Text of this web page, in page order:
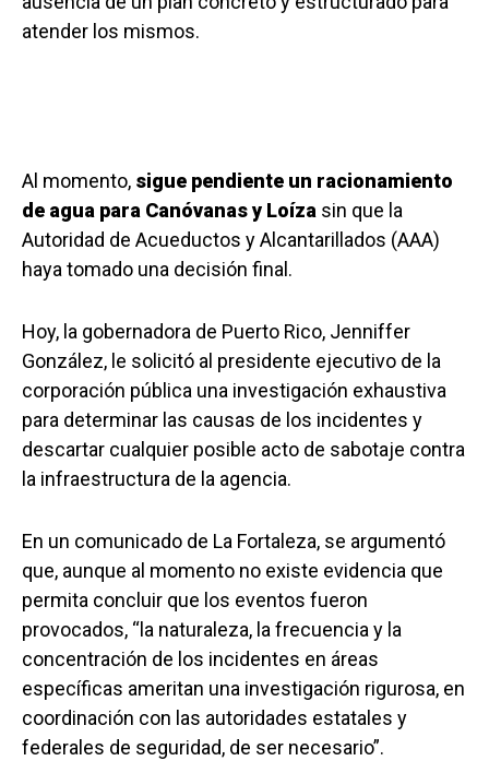
atender los mismos.
Al momento, sigue pendiente un racionamiento
de agua para Canóvanas y Loíza sin que la
Autoridad de Acueductos y Alcantarillados (AAA)
haya tomado una decisión final.
Hoy, la gobernadora de Puerto Rico, Jenniffer
González, le solicitó al presidente ejecutivo de la
corporación pública una investigación exhaustiva
para determinar las causas de los incidentes y
descartar cualquier posible acto de sabotaje contra
la infraestructura de la agencia.
En un comunicado de La Fortaleza, se argumentó
que, aunque al momento no existe evidencia que
permita concluir que los eventos fueron
provocados, “la naturaleza, la frecuencia y la
concentración de los incidentes en áreas
específicas ameritan una investigación rigurosa, en
coordinación con las autoridades estatales y
federales de seguridad, de ser necesario”.